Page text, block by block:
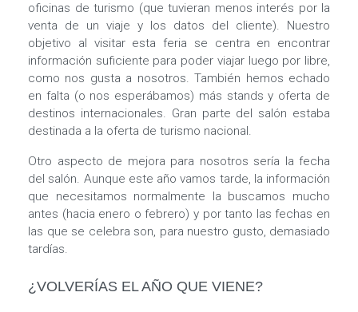
oficinas de turismo (que tuvieran menos interés por la
venta de un viaje y los datos del cliente). Nuestro
objetivo al visitar esta feria se centra en encontrar
información suficiente para poder viajar luego por libre,
como nos gusta a nosotros. También hemos echado
en falta (o nos esperábamos) más stands y oferta de
destinos internacionales. Gran parte del salón estaba
destinada a la oferta de turismo nacional.
Otro aspecto de mejora para nosotros sería la fecha
del salón. Aunque este año vamos tarde, la información
que necesitamos normalmente la buscamos mucho
antes (hacia enero o febrero) y por tanto las fechas en
las que se celebra son, para nuestro gusto, demasiado
tardías.
¿VOLVERÍAS EL AÑO QUE VIENE?